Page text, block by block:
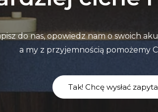
do nas, opowiedz nam o swoich
a my z przyjemnością pomożemy
Tak! Chcę wysłać